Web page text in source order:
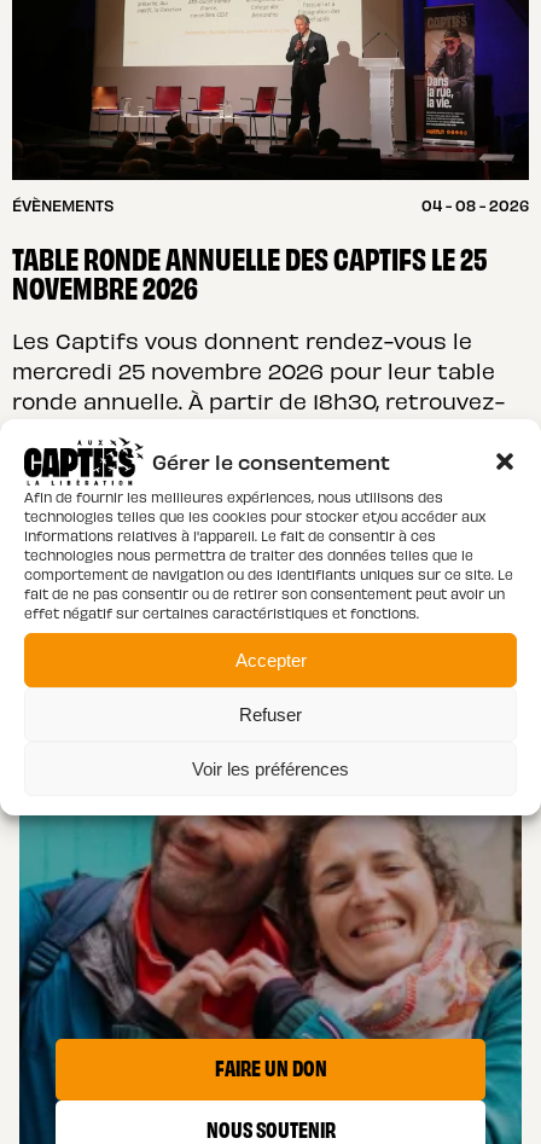
Gérer le consentement
Afin de fournir les meilleures expériences, nous utilisons des
technologies telles que les cookies pour stocker et/ou accéder aux
informations relatives à l'appareil. Le fait de consentir à ces
technologies nous permettra de traiter des données telles que le
comportement de navigation ou des identifiants uniques sur ce site. Le
fait de ne pas consentir ou de retirer son consentement peut avoir un
effet négatif sur certaines caractéristiques et fonctions.
Accepter
Refuser
Voir les préférences
VOIR TOUTES LES ACTUALITÉS
ÉVÈNEMENTS 04 - 08 - 2026
TABLE RONDE ANNUELLE DES CAPTIFS LE 25
NOVEMBRE 2026
Les Captifs vous donnent rendez-vous le
mercredi 25 novembre 2026 pour leur table
ronde annuelle. À partir de 18h30, retrouvez-
nous au théâtre du lycée Franklin (12 rue
Benjamin Franklin, 75016…
AIDER
LES CAPTIFS
FAIRE UN DON
NOUS SOUTENIR